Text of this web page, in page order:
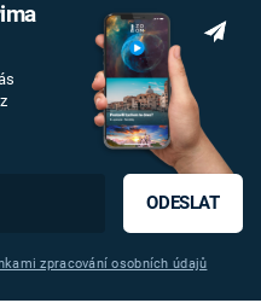
ODESLAT
zpracování osobních údajů